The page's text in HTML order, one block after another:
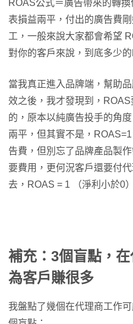
ROAS公式＝廣告帶來的轉
表損益兩平，付出的廣告費
工，一般來說大家都會希望
對你的客戶來說，到底多少
當我真正進入品牌端，幫助
效之後，我才發現到，
的，原本以純廣告投手的角
兩平，但其實不是，
告費，但別忘了品牌產品製
要費用，更何況客戶還要付
去，ROAS = 1 （淨利小於0
補充：3個盲點，
為客戶賺很多
我盤點了幾個在代理商工作